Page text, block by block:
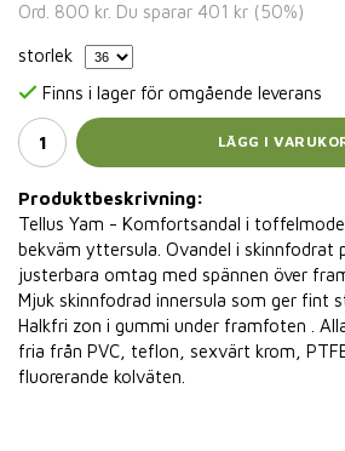
Ord. 800 kr. Du sparar 401 kr (50%)
storlek
Finns i lager för omgående leverans
LÄGG I
Produktbeskrivning:
Tellus Yam - Komfortsandal i
bekväm yttersula. Ovandel i skinnfodrat
justerbara omtag med spännen över
Mjuk skinnfodrad innersula som ger fint
Halkfri zon i gummi under framfoten .
fria från PVC, teflon, sexvärt krom,
fluorerande kolväten.